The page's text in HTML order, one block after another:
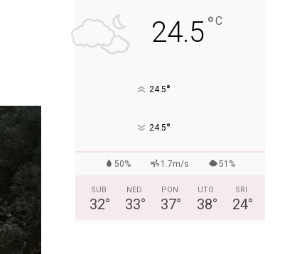
24.5°C
24.5°
24.5°
50% 1.7m/s 51%
SUB
32°
NED
33°
PON
37°
UTO
38°
SRI
24°